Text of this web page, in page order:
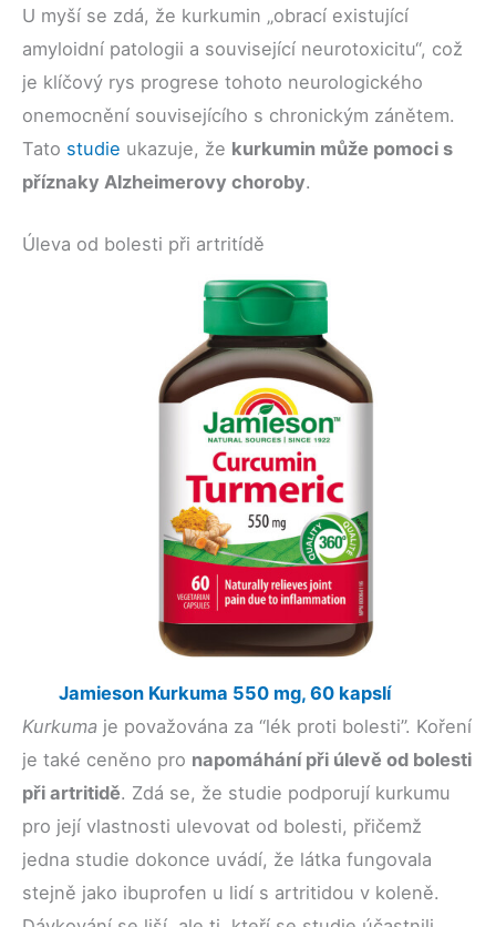
U myší se zdá, že kurkumin „obrací existující
amyloidní patologii a související neurotoxicitu“, což
je klíčový rys progrese tohoto neurologického
onemocnění souvisejícího s chronickým zánětem.
Tato studie ukazuje, že kurkumin může pomoci s
příznaky Alzheimerovy choroby.
Úleva od bolesti při artritídě
Jamieson Kurkuma 550 mg, 60 kapslí
Kurkuma je považována za “lék proti bolesti”. Koření
je také ceněno pro napomáhání při úlevě od bolesti
při artritidě. Zdá se, že studie podporují kurkumu
pro její vlastnosti ulevovat od bolesti, přičemž
jedna studie dokonce uvádí, že látka fungovala
stejně jako ibuprofen u lidí s artritidou v koleně.